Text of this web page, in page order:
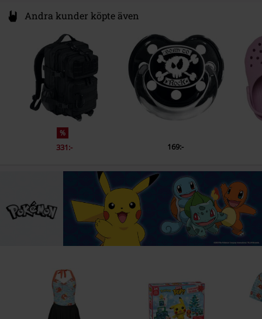
Andra kunder köpte även
%
331:- 169:-